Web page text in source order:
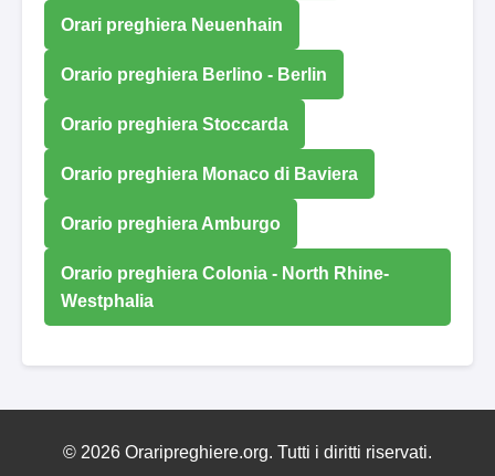
Orari preghiera Neuenhain
Orario preghiera Berlino - Berlin
Orario preghiera Stoccarda
Orario preghiera Monaco di Baviera
Orario preghiera Amburgo
Orario preghiera Colonia - North Rhine-
Westphalia
© 2026 Oraripreghiere.org. Tutti i diritti riservati.